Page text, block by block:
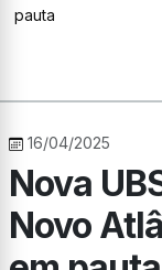
pauta
16/04/2025
Nova
Novo